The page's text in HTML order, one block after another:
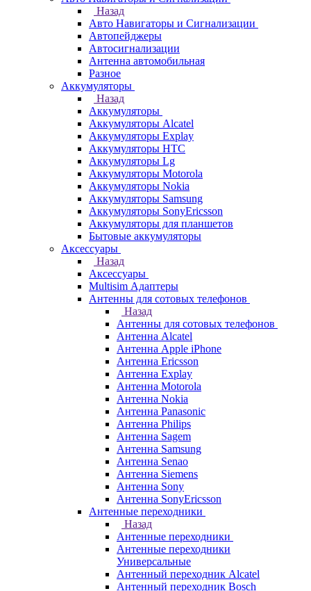
Назад
Авто Навигаторы и Сигнализации
Автопейджеры
Автосигнализации
Антенна автомобильная
Разное
Аккумуляторы
Назад
Аккумуляторы
Аккумуляторы Alcatel
Аккумуляторы Explay
Аккумуляторы HTC
Аккумуляторы Lg
Аккумуляторы Motorola
Аккумуляторы Nokia
Аккумуляторы Samsung
Аккумуляторы SonyEricsson
Аккумуляторы для планшетов
Бытовые аккумуляторы
Аксессуары
Назад
Аксессуары
Multisim Адаптеры
Антенны для сотовых телефонов
Назад
Антенны для сотовых телефонов
Антенна Alcatel
Антенна Apple iPhone
Антенна Ericsson
Антенна Explay
Антенна Motorola
Антенна Nokia
Антенна Panasonic
Антенна Philips
Антенна Sagem
Антенна Samsung
Антенна Senao
Антенна Siemens
Антенна Sony
Антенна SonyEricsson
Антенные переходники
Назад
Антенные переходники
Антенные переходники
Универсальные
Антенный переходник Alcatel
Антенный переходник Bosch